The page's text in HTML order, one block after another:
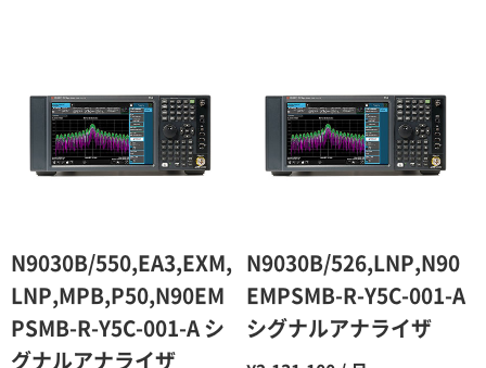
3ヶ月 80％（割引率20％）
4ヶ月 75％（割引率25％）
7ヶ月 60％（割引率 40％）
8ヶ月 55％（割引率45％）
N9030B/550,EA3,EXM,
LNP,MPB,P50,N90EM
PSMB-R-Y5C-001-A シ
グナルアナライザ
N9030B/526,LNP,N90
EMPSMB-R-Y5C-001-A
シグナルアナライザ